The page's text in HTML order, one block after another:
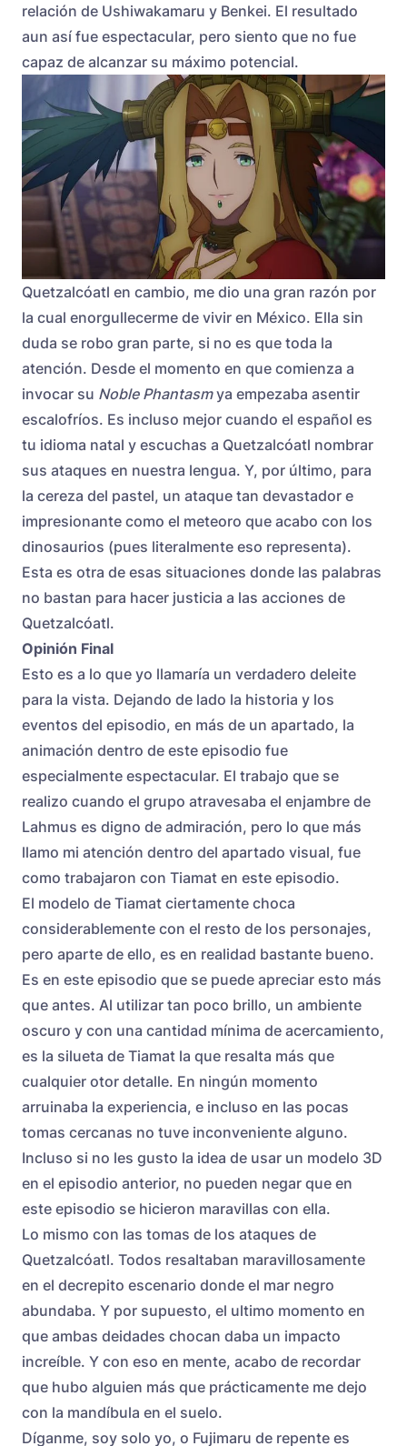
relación de Ushiwakamaru y Benkei. El resultado
aun así fue espectacular, pero siento que no fue
capaz de alcanzar su máximo potencial.
Quetzalcóatl en cambio, me dio una gran razón por
la cual enorgullecerme de vivir en México. Ella sin
duda se robo gran parte, si no es que toda la
atención. Desde el momento en que comienza a
invocar su Noble Phantasmya empezaba asentir
escalofríos. Es incluso mejor cuando el español es
tu idioma natal y escuchas a Quetzalcóatl nombrar
sus ataques en nuestra lengua. Y, por último, para
la cereza del pastel, un ataque tan devastador e
impresionante como el meteoro que acabo con los
dinosaurios (pues literalmente eso representa).
Esta es otra de esas situaciones donde las palabras
no bastan para hacer justicia a las acciones de
Quetzalcóatl.
Opinión Final
Esto es a lo que yo llamaría un verdadero deleite
para la vista. Dejando de lado la historia y los
eventos del episodio, en más de un apartado, la
animación dentro de este episodio fue
especialmente espectacular. El trabajo que se
realizo cuando el grupo atravesaba el enjambre de
Lahmus es digno de admiración, pero lo que más
llamo mi atención dentro del apartado visual, fue
como trabajaron con Tiamat en este episodio.
El modelo de Tiamat ciertamente choca
considerablemente con el resto de los personajes,
pero aparte de ello, es en realidad bastante bueno.
Es en este episodio que se puede apreciar esto más
que antes. Al utilizar tan poco brillo, un ambiente
oscuro y con una cantidad mínima de acercamiento,
es la silueta de Tiamat la que resalta más que
cualquier otor detalle. En ningún momento
arruinaba la experiencia, e incluso en las pocas
tomas cercanas no tuve inconveniente alguno.
Incluso si no les gusto la idea de usar un modelo 3D
en el episodio anterior, no pueden negar que en
este episodio se hicieron maravillas con ella.
Lo mismo con las tomas de los ataques de
Quetzalcóatl. Todos resaltaban maravillosamente
en el decrepito escenario donde el mar negro
abundaba. Y por supuesto, el ultimo momento en
que ambas deidades chocan daba un impacto
increíble. Y con eso en mente, acabo de recordar
que hubo alguien más que prácticamente me dejo
con la mandíbula en el suelo.
Díganme, soy solo yo, o Fujimaru de repente es